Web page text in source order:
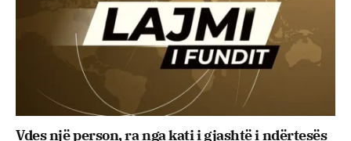
Vdes një person, ra nga kati i gjashtë i ndërtesës